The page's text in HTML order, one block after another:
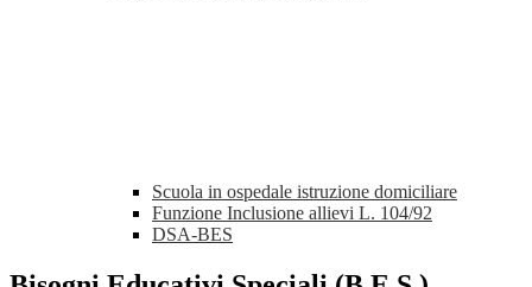
Scuola in ospedale istruzione domiciliare
Funzione Inclusione allievi L. 104/92
DSA-BES